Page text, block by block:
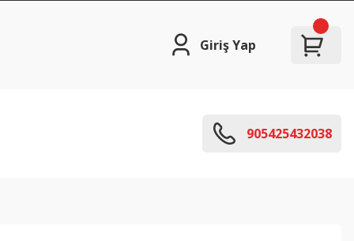
Giriş Yap
905425432038